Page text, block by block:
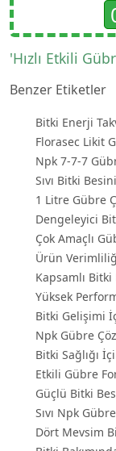
'Hızlı Etkili
Benzer Etiketler
Bitki Enerji
Florasec Likit
Npk 7-7-7
Sıvı Bitki Besini
1 Litre Gübre
Dengeleyici
Çok Amaçlı
Ürün
Kapsamlı Bitki
Yüksek
Bitki Gelişimi
Npk Gübre
Bitki Sağlığı
Etkili Gübre
Güçlü Bitki
Sıvı Npk Gübre
Dört Mevsim